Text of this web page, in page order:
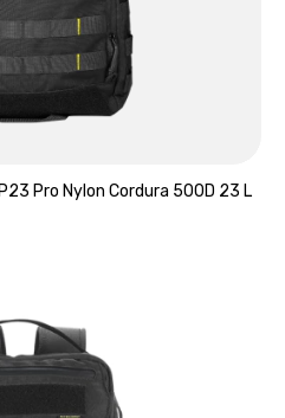
Pro Nylon Cordura 500D 23 L